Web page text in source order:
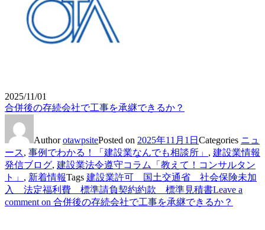
2025/11/01
合併後の存続会社で工事を承継できるか？
AuthorotawpsitePosted on 2025年11月1日 Categories ニュ
ース, 事例でわかる！「建設業なんでも相談所」 , 建設業情報
発信ブログ, 建設業法令遵守コラム「教えて！コンサルタン
ト」 , 新着情報Tags 建設業許可 国土交通省 社会保険未加
入 法定福利費 標準請負契約約款 標準見積書Leave a
comment on 合併後の存続会社で工事を承継できるか？